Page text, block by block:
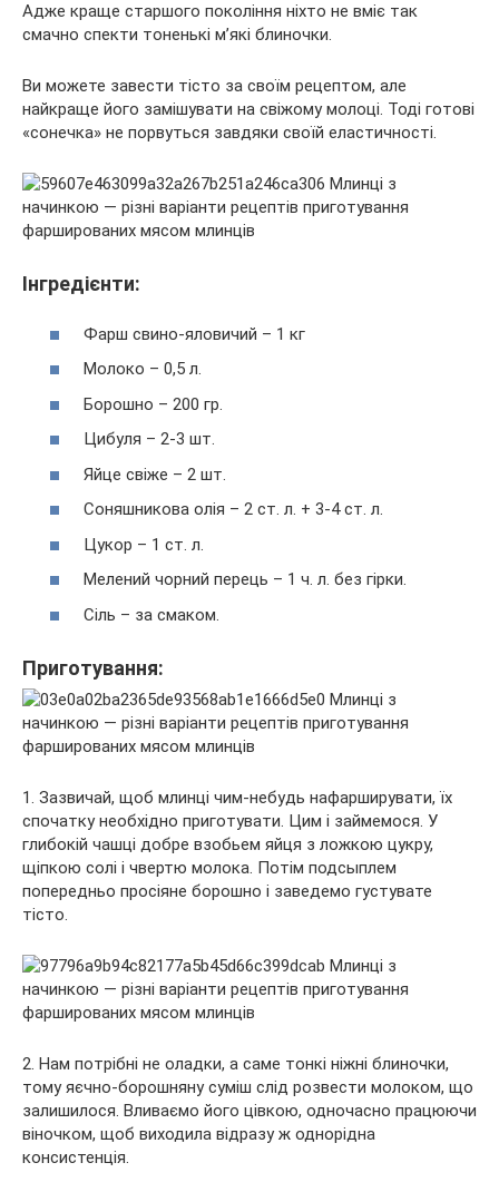
Адже краще старшого покоління ніхто не вміє так
смачно спекти тоненькі м’які блиночки.
Ви можете завести тісто за своїм рецептом, але
найкраще його замішувати на свіжому молоці. Тоді готові
«сонечка» не порвуться завдяки своїй еластичності.
Інгредієнти:
Фарш свино-яловичий – 1 кг
Молоко – 0,5 л.
Борошно – 200 гр.
Цибуля – 2-3 шт.
Яйце свіже – 2 шт.
Соняшникова олія – 2 ст. л. + 3-4 ст. л.
Цукор – 1 ст. л.
Мелений чорний перець – 1 ч. л. без гірки.
Сіль – за смаком.
Приготування:
1. Зазвичай, щоб млинці чим-небудь нафарширувати, їх
спочатку необхідно приготувати. Цим і займемося. У
глибокій чашці добре взобьем яйця з ложкою цукру,
щіпкою солі і чвертю молока. Потім подсыплем
попередньо просіяне борошно і заведемо густувате
тісто.
2. Нам потрібні не оладки, а саме тонкі ніжні блиночки,
тому яєчно-борошняну суміш слід розвести молоком, що
залишилося. Вливаємо його цівкою, одночасно працюючи
віночком, щоб виходила відразу ж однорідна
консистенція.